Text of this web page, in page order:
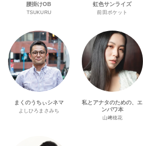
腰掛けOB
TSUKURU
虹色サンライズ
前田ポケット
まくのうちぃシネマ
よしひろまさみち
私とアナタのための、エ
ンパワ本
山﨑穂花